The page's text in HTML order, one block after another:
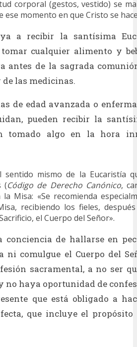
corporal (gestos, vestido) se
ese momento en que Cristo se
a recibir la santísima
tomar cualquier alimento y
antes de la sagrada
de las medicinas.
de edad avanzada o
pueden recibir la
tomado algo en la hora
sentido mismo de la Eucaristía
(Código de Derecho Canónico,
Misa: «Se recomienda
recibiendo los fieles,
el Cuerpo del Señor».
conciencia de hallarse en
ni comulgue el Cuerpo del
sacramental, a no ser
haya oportunidad de
que está obligado a
que incluye el propósito